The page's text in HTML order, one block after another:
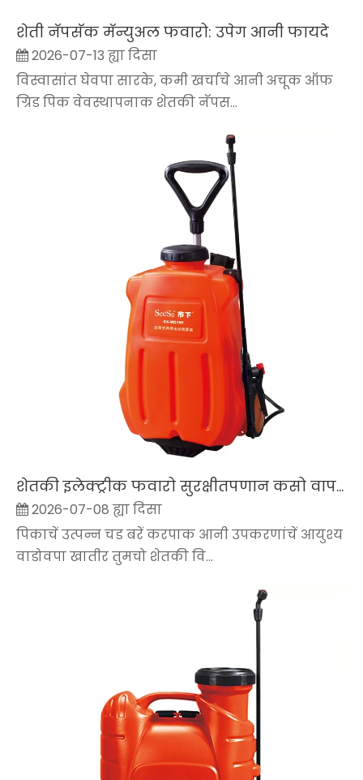
शेती नॅपसॅक मॅन्युअल फवारो: उपेग आनी फायदे
2026-07-13 ह्या दिसा
विस्वासांत घेवपा सारके, कमी खर्चाचे आनी अचूक ऑफ
ग्रिड पिक वेवस्थापनाक शेतकी नॅपस...
शेतकी इलेक्ट्रीक फवारो सुरक्षीतपणान कसो वापरचो
2026-07-08 ह्या दिसा
पिकाचें उत्पन्न चड बरें करपाक आनी उपकरणांचें आयुश्य
वाडोवपा खातीर तुमचो शेतकी वि...